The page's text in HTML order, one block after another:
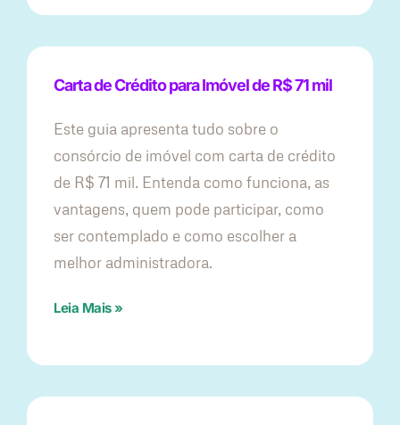
Carta de Crédito para Imóvel de R$ 71 mil
Este guia apresenta tudo sobre o
consórcio de imóvel com carta de crédito
de R$ 71 mil. Entenda como funciona, as
vantagens, quem pode participar, como
ser contemplado e como escolher a
melhor administradora.
Leia Mais »